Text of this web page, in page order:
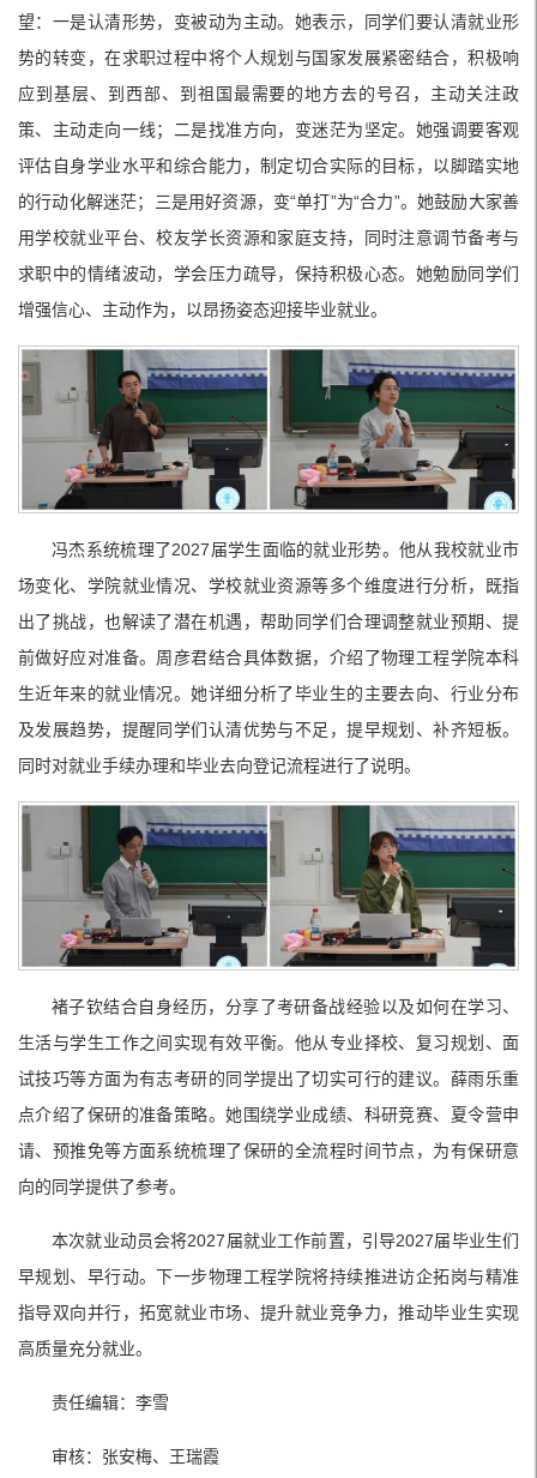
望：一是认清形势，变被动为主动。她表示，同学们要认清就业形
势的转变，在求职过程中将个人规划与国家发展紧密结合，积极响
应到基层、到西部、到祖国最需要的地方去的号召，主动关注政
策、主动走向一线；二是找准方向，变迷茫为坚定。她强调要客观
评估自身学业水平和综合能力，制定切合实际的目标，以脚踏实地
的行动化解迷茫；三是用好资源，变“单打”为“合力”。她鼓励大家善
用学校就业平台、校友学长资源和家庭支持，同时注意调节备考与
求职中的情绪波动，学会压力疏导，保持积极心态。她勉励同学们
增强信心、主动作为，以昂扬姿态迎接毕业就业。
冯杰系统梳理了2027届学生面临的就业形势。他从我校就业市
场变化、学院就业情况、学校就业资源等多个维度进行分析，既指
出了挑战，也解读了潜在机遇，帮助同学们合理调整就业预期、提
前做好应对准备。周彦君结合具体数据，介绍了物理工程学院本科
生近年来的就业情况。她详细分析了毕业生的主要去向、行业分布
及发展趋势，提醒同学们认清优势与不足，提早规划、补齐短板。
同时对就业手续办理和毕业去向登记流程进行了说明。
褚子钦结合自身经历，分享了考研备战经验以及如何在学习、
生活与学生工作之间实现有效平衡。他从专业择校、复习规划、面
试技巧等方面为有志考研的同学提出了切实可行的建议。薛雨乐重
点介绍了保研的准备策略。她围绕学业成绩、科研竞赛、夏令营申
请、预推免等方面系统梳理了保研的全流程时间节点，为有保研意
向的同学提供了参考。
本次就业动员会将2027届就业工作前置，引导2027届毕业生们
早规划、早行动。下一步物理工程学院将持续推进访企拓岗与精准
指导双向并行，拓宽就业市场、提升就业竞争力，推动毕业生实现
高质量充分就业。
责任编辑：李雪
审核：张安梅、王瑞霞